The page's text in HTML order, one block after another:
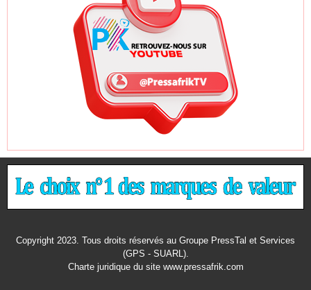
Copyright 2023. Tous droits réservés au Groupe PressTal et Services
(GPS - SUARL).
Charte juridiquedu site www.pressafrik.com